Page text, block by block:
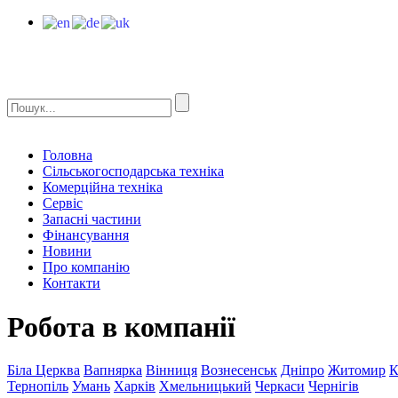
Головна
Сільськогосподарська техніка
Комерційна техніка
Сервіс
Запасні частини
Фінансування
Новини
Про компанію
Контакти
Робота в компанії
Біла Церква Вапнярка Вінниця Вознесенськ Дніпро Житомир
Тернопіль Умань Харків Хмельницький Черкаси Чернігів